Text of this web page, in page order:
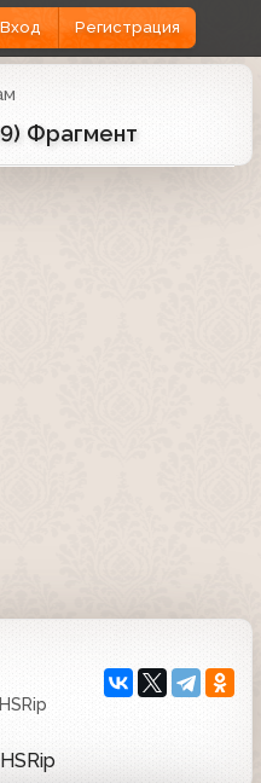
Вход Регистрация
Фрагмент